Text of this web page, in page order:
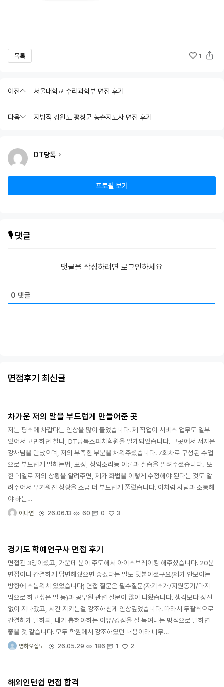
목록 1
이전 서울대학교 수리과학부 면접 후기
다음 지방직 강원도 평창군 농촌지도사 면접 후기
DT당톡
프로필 보기
🎙️ 댓글
댓글을 작성하려면 로그인하세요
0 댓글
면접후기 최신글
차가운 저의 말을 부드럽게 만들어준 곳
저는 평소에 차갑다는 인상을 많이 들었습니다. 제 직업이 서비스 업무도 일부
있어서 고민하던 찰나, DT당톡스피치학원을 알게되었습니다. 그곳에서 서지은
강사님을 만났으며, 저의 부족한 부분을 채워주셨습니다. 7회차로 구성된 수업
으로 부드럽게 말하는법, 표정, 상악소리등 이론과 실습을 알려주셨습니다. 또
한 메일로 저의 상황을 알려주면, 제가 화법을 이렇게 수정해야 된다는 것도 알
려주어서 무거워진 상황을 조금 더 부드럽게 풀렀습니다. 이처럼 사람과 소통해
야 하는…
이나연 26.06.13 60 0 3
경기도 학예연구사 면접 후기
면접관 3명이셨고, 가운데 분이 주도해서 아이스브레이킹 해주셨습니다. 20분
면접이니 간결하게 답변해줬으면 좋겠다는 말도 덧붙이셨구요(제가 안보이는
방향에 스톱워치 있었습니다) 면접 질문은 필수질문(자기소개/지원동기/마지
막으로 하고싶은 말 등)과 공무원 관련 질문이 많이 나왔습니다. 생각보다 정신
없이 지나갔고, 시간 지키는걸 강조하신게 인상깊었습니다. 따라서 두괄식으로
간결하게 말하되, 내가 뽑혀야하는 이유/강점을 잘 녹여내는 방식으로 말하면
좋을 것 같습니다. 모두 학원에서 강조하였던 내용이라 너무…
영하오십도 26.05.29 186 1 2
해외인턴쉽 면접 합격